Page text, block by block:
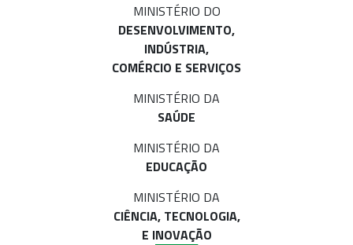
MINISTÉRIO DO
DESENVOLVIMENTO,
INDÚSTRIA,
COMÉRCIO E SERVIÇOS
MINISTÉRIO DA
SAÚDE
MINISTÉRIO DA
EDUCAÇÃO
MINISTÉRIO DA
CIÊNCIA, TECNOLOGIA,
E INOVAÇÃO